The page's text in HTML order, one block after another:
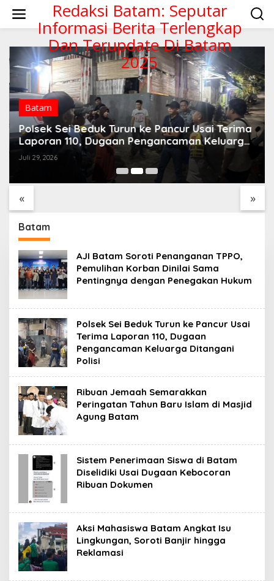
konten
Redaksi Batam: Seputar
Informasi Berita Terlengkap
Dan Terupdate Di Batam
2025
Batam
Polsek Sei Beduk Turun ke Pancur Usai Terima
Laporan 110, Dugaan Pengancaman Keluarga
Ditangani Polisi
Juli 29, 2026
« »
Deportivo Alavés
Terjaga
Drama Laga Futsal
Antar RT Viral karena
Batam
AJI Batam Soroti Penanganan TPPO,
Pemulihan Korban Dinilai Sama
Pentingnya dengan Penegakan Hukum
Polsek Sei Beduk Turun ke Pancur Usai
Terima Laporan 110, Dugaan
Pengancaman Keluarga Ditangani
Polisi
Ribuan Jemaah Semarakkan
Peringatan Tahun Baru Islam di Masjid
Agung Batam
Sistem Penerimaan Siswa di Batam
Diselidiki Usai Dugaan Kebocoran
Ribuan Dokumen
Aksi Mahasiswa Batam Angkat Isu
Lingkungan, Soroti Banjir hingga
Reklamasi